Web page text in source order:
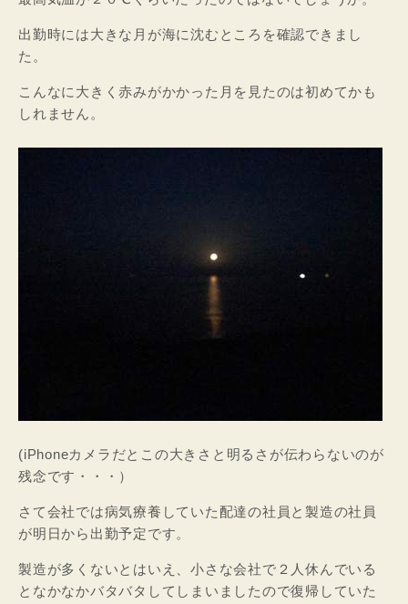
出勤時には大きな月が海に沈むところを確認できまし
た。
こんなに大きく赤みがかかった月を見たのは初めてかも
しれません。
(iPhoneカメラだとこの大きさと明るさが伝わらないのが
残念です・・・）
さて会社では病気療養していた配達の社員と製造の社員
が明日から出勤予定です。
製造が多くないとはいえ、小さな会社で２人休んでいる
となかなかバタバタしてしまいましたので復帰していた